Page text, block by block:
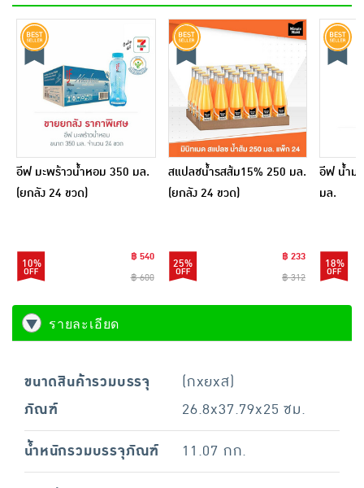
อีฟ มะพร้าวน้ำหอม 350 มล.
(ยกลัง 24 ขวด)
10%
฿ 540
฿ 600
สแปลชน้ำรสส้ม15% 250 มล.
(ยกลัง 24 ขวด)
25%
฿ 233
฿ 312
อีฟ น้ำม
มล.
18%
รายละเอียด
ขนาดสินค้ารวมบรรจุ
ภัณฑ์
(กxยxส)
26.8x37.79x25 ซม.
น้ำหนักรวมบรรจุภัณฑ์
11.07 กก.